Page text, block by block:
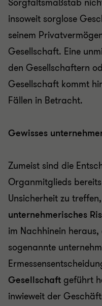
Sorgfaltsmaßstab
insoweit sorglose
seinem
Gesellschaft. Eine
den Gesellschaftern
Gesellschaft kommt
Fällen in Betracht.
Gewisses
Zumeist sind die
Organmitglieds
Unsicherheit zu
unternehmerisches
im Nachhinein heraus,
sogenannte
Gesellschaft geführt
inwieweit der